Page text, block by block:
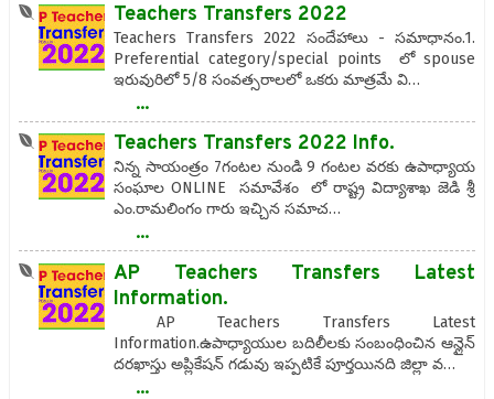
Teachers Transfers 2022
Teachers Transfers 2022 సందేహాలు - సమాధానం.1.
Preferential category/special points లో spouse
ఇరువురిలో 5/8 సంవత్సరాలలో ఒకరు మాత్రమే వి…
...
Teachers Transfers 2022 Info.
నిన్న సాయంత్రం 7గంటల నుండి 9 గంటల వరకు ఉపాధ్యాయ
సంఘాల ONLINE సమావేశం లో రాష్ట్ర విద్యాశాఖ జెడి శ్రీ
ఎం.రామలింగం గారు ఇచ్చిన సమాచ…
...
AP Teachers Transfers Latest
Information.
AP Teachers Transfers Latest
Information.ఉపాధ్యాయుల బదిలీలకు సంబంధించిన ఆన్లైన్
దరఖాస్తు అప్లికేషన్ గడువు ఇప్పటికే పూర్తయినది జిల్లా వ…
...